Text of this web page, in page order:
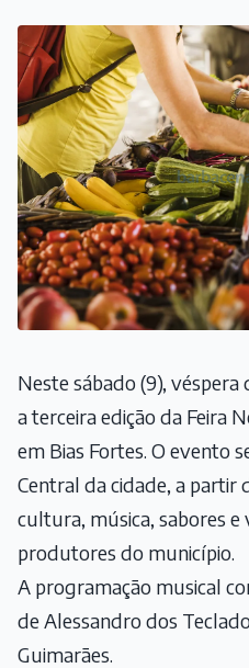
Neste sábado (9), véspera
a terceira edição da Feira
em Bias Fortes. O evento
Central da cidade, a partir
cultura, música, sabores e
produtores do município.
A programação musical
de Alessandro dos
Guimarães.